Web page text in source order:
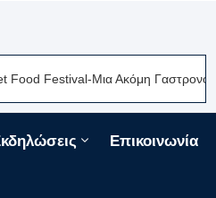
Μια Ακόμη Γαστρονομική
Επικοινωνία